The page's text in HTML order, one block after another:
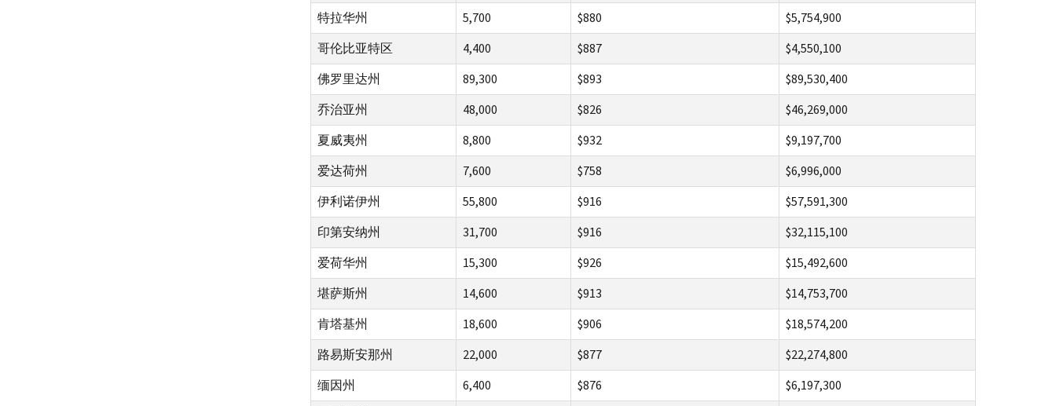
特拉华州
5,700 $880
$5,754,900
哥伦比亚特区
4,400 $887
$4,550,100
佛罗里达州
89,300 $893
$89,530,400
乔治亚州
48,000 $826
$46,269,000
夏威夷州
8,800 $932
$9,197,700
爱达荷州
7,600 $758
$6,996,000
伊利诺伊州
55,800 $916
$57,591,300
印第安纳州
31,700 $916
$32,115,100
爱荷华州
15,300 $926
$15,492,600
堪萨斯州
14,600 $913
$14,753,700
肯塔基州
18,600 $906
$18,574,200
路易斯安那州
22,000 $877
$22,274,800
缅因州
6,400 $876
$6,197,300